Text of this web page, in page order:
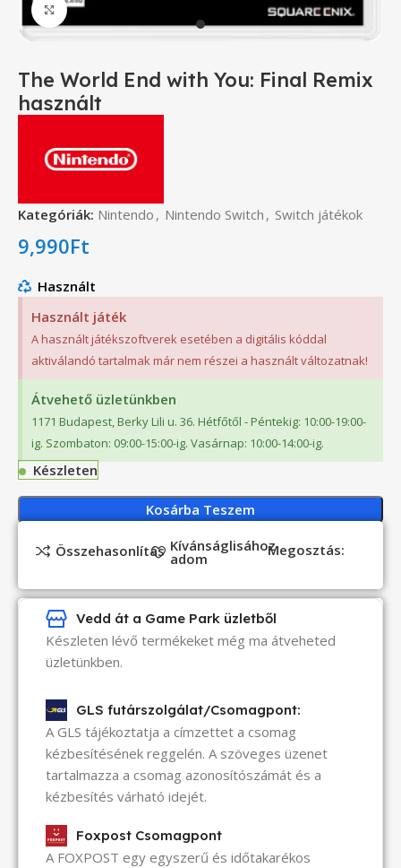
Click to enlarge
The World End with You: Final Remix
használt
Kategóriák: Nintendo , Nintendo Switch , Switch játékok
9,990Ft
Használt
Használt játék
A használt játékszoftverek esetében a digitális kóddal
aktiválandó tartalmak már nem részei a használt változatnak!
Átvehető üzletünkben
1171 Budapest, Berky Lili u. 36. Hétfőtől - Péntekig: 10:00-19:00-
ig. Szombaton: 09:00-15:00-ig. Vasárnap: 10:00-14:00-ig.
Készleten
Kosárba Teszem
Összehasonlítás Kívánságlisához
adom Megosztás:
Vedd át a Game Park üzletből
Készleten lévő termékeket még ma átveheted
üzletünkben.
GLS futárszolgálat/Csomagpont:
A GLS tájékoztatja a címzettet a csomag
kézbesítésének reggelén. A szöveges üzenet
tartalmazza a csomag azonosítószámát és a
kézbesítés várható idejét.
Foxpost Csomagpont
A FOXPOST egy egyszerű és időtakarékos